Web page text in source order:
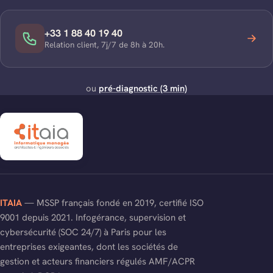
+33 1 88 40 19 40
Relation client, 7j/7 de 8h à 20h.
ou pré-diagnostic (3 min)
ITAIA — MSSP français fondé en 2019, certifié ISO
9001 depuis 2021. Infogérance, supervision et
cybersécurité (SOC 24/7) à Paris pour les
entreprises exigeantes, dont les sociétés de
gestion et acteurs financiers régulés AMF/ACPR